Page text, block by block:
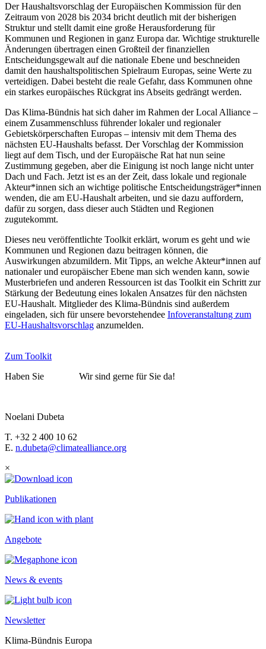
Der Haushaltsvorschlag der Europäischen Kommission für den
Zeitraum von 2028 bis 2034 bricht deutlich mit der bisherigen
Struktur und stellt damit eine große Herausforderung für
Kommunen und Regionen in ganz Europa dar. Wichtige strukturelle
Änderungen übertragen einen Großteil der finanziellen
Entscheidungsgewalt auf die nationale Ebene und beschneiden
damit den haushaltspolitischen Spielraum Europas, seine Werte zu
verteidigen. Dabei besteht die reale Gefahr, dass Kommunen ohne
ein starkes europäisches Rückgrat ins Abseits gedrängt werden.
Das Klima-Bündnis hat sich daher im Rahmen der Local Alliance –
einem Zusammenschluss führender lokaler und regionaler
Gebietskörperschaften Europas – intensiv mit dem Thema des
nächsten EU-Haushalts befasst. Der Vorschlag der Kommission
liegt auf dem Tisch, und der Europäische Rat hat nun seine
Zustimmung gegeben, aber die Einigung ist noch lange nicht unter
Dach und Fach. Jetzt ist es an der Zeit, dass lokale und regionale
Akteur*innen sich an wichtige politische Entscheidungsträger*innen
wenden, die am EU-Haushalt arbeiten, und sie dazu auffordern,
dafür zu sorgen, dass dieser auch Städten und Regionen
zugutekommt.
Dieses neu veröffentlichte Toolkit erklärt, worum es geht und wie
Kommunen und Regionen dazu beitragen können, die
Auswirkungen abzumildern. Mit Tipps, an welche Akteur*innen auf
nationaler und europäischer Ebene man sich wenden kann, sowie
Musterbriefen und anderen Ressourcen ist das Toolkit ein Schritt zur
Stärkung der Bedeutung eines lokalen Ansatzes für den nächsten
EU-Haushalt. Mitglieder des Klima-Bündnis sind außerdem
eingeladen, sich für unsere bevorstehendee Infoveranstaltung zum
EU-Haushaltsvorschlag anzumelden.
Zum Toolkit
Haben Sie
Wir sind gerne für Sie da!
Noelani Dubeta
T. +32 2 400 10 62
E. n.dubeta@climatealliance.org
×
Publikationen
Angebote
News & events
Newsletter
Klima-Bündnis Europa